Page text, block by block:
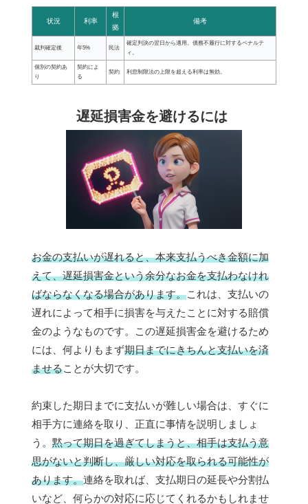
状況 利率
根
拠
備考
裁判確定後 年5% 民法
確定判決の翌日から適用。債務不履行に対するペナルテ
ィ。
個別の契約あ
り
契約によ
る
契約 利息制限法の上限を超える利率は無効。
遅延損害金を避けるには
お金の支払いが遅れると、本来支払うべき金額に加
えて、遅延損害金という余分なお金を支払わなけれ
ばならなくなる場合があります。これは、支払いの
遅れによって相手に損害を与えたことに対する賠償
金のようなものです。この遅延損害金を避けるため
には、何よりもまず期日までにきちんと支払いを済
ませることが大切です。
約束した期日までに支払いが難しい場合は、すぐに
相手方に連絡を取り、正直に事情を説明しましょ
う。 黙って期日を過ぎてしまうと、相手は支払う意
思がないと判断し、厳しい対応を取られる可能性が
あります。連絡を取れば、支払期日の延長や分割払
いなど、何らかの対応に応じてくれるかもしれませ